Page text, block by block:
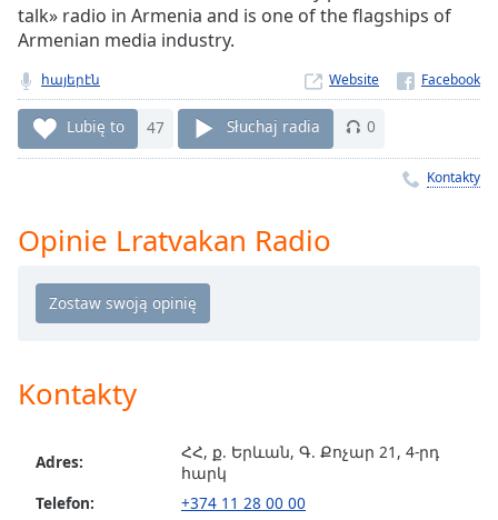
Seek to
live,
currently
live
LIVE
Remaining
Time-
Rate
Chapters
Chapters
descriptions
selected
Subtitles
talk» radio in Armenia and is one of the flagships of
Armenian media industry.
հայերէն Website
Lubię to 47 Słuchaj radia 0
Kontakty
Opinie Lratvakan Radio
Kontakty
Adres:
ՀՀ, ք. Երևան, Գ. Քոչար 21, 4-րդ
հարկ
Telefon:
+374 11 28 00 00